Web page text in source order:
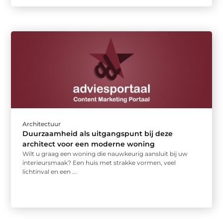
Architectuur
Duurzaamheid als uitgangspunt bij deze
architect voor een moderne woning
Wilt u graag een woning die nauwkeurig aansluit bij uw
interieursmaak? Een huis met strakke vormen, veel
lichtinval en een ...